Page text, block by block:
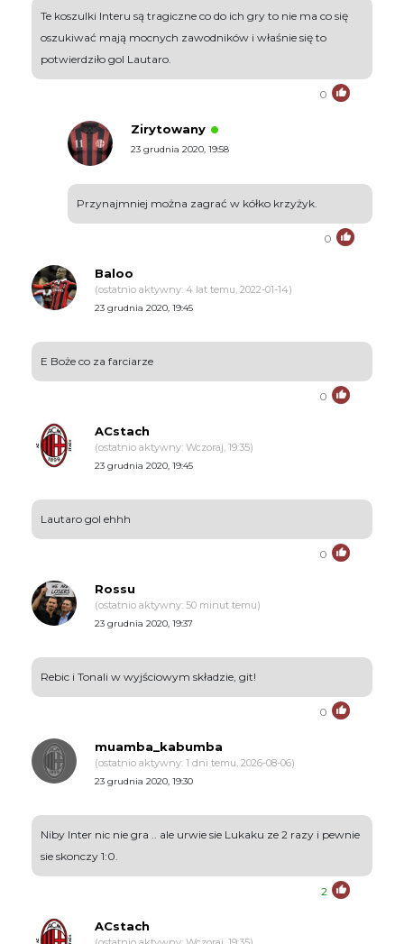
Te koszulki Interu są tragiczne co do ich gry to nie ma co się
oszukiwać mają mocnych zawodników i właśnie się to
potwierdziło gol Lautaro.
0
Zirytowany
23 grudnia 2020, 19:58
Przynajmniej można zagrać w kółko krzyżyk.
0
Baloo
(ostatnio aktywny: 4 lat temu, 2022-01-14)
23 grudnia 2020, 19:45
E Boże co za farciarze
0
ACstach
(ostatnio aktywny: Wczoraj, 19:35)
23 grudnia 2020, 19:45
Lautaro gol ehhh
0
Rossu
(ostatnio aktywny: 50 minut temu)
23 grudnia 2020, 19:37
Rebic i Tonali w wyjściowym składzie, git!
0
muamba_kabumba
(ostatnio aktywny: 1 dni temu, 2026-08-06)
23 grudnia 2020, 19:30
Niby Inter nic nie gra .. ale urwie sie Lukaku ze 2 razy i pewnie
sie skonczy 1:0.
2
ACstach